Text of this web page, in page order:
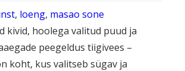
, loeng, masao sone
kivid, hoolega valitud puud ja
peegeldus tiigivees –
koht, kus valitseb sügav ja